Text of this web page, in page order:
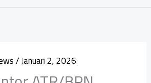
/Januari 2, 2026